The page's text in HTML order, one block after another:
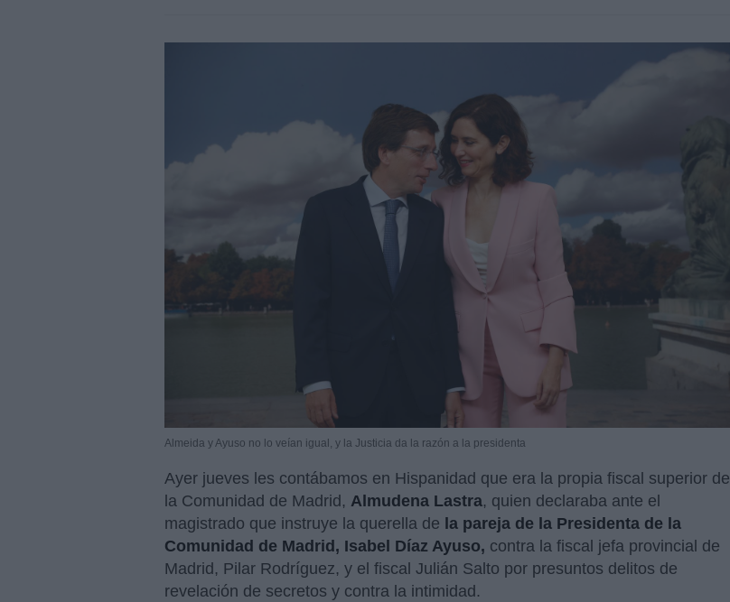
Almeida y Ayuso no lo veían igual, y la Justicia da la razón a la presidenta
Ayer jueves les contábamos en Hispanidad que era la propia fiscal superior de
la Comunidad de Madrid, Almudena Lastra, quien declaraba ante el
magistrado que instruye la querella de la pareja de la Presidenta de la
Comunidad de Madrid, Isabel Díaz Ayuso, contra la fiscal jefa provincial de
Madrid, Pilar Rodríguez, y el fiscal Julián Salto por presuntos delitos de
revelación de secretos y contra la intimidad.